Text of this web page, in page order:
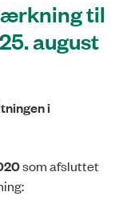
til
august
i
som afsluttet